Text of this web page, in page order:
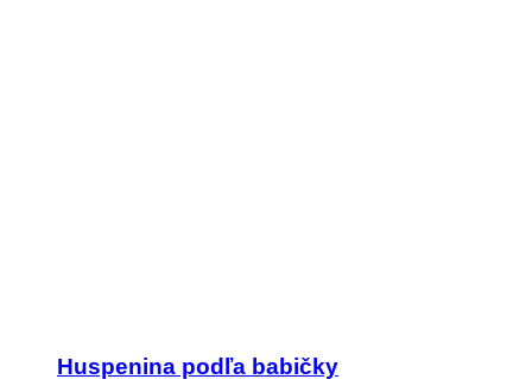
Huspenina podľa babičky